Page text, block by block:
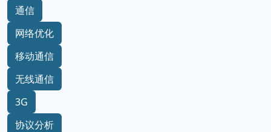
通信
网络优化
移动通信
无线通信
3G
协议分析